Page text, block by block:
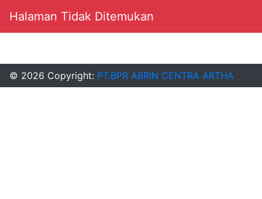
Halaman Tidak Ditemukan
© 2026 Copyright: PT.BPR ABRIN CENTRA ARTHA